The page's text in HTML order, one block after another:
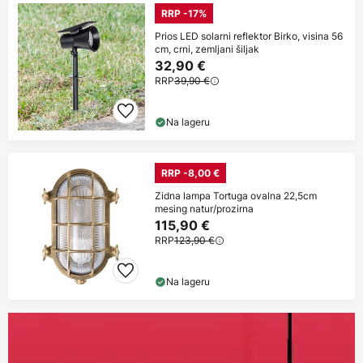
RRP -17%
Prios LED solarni reflektor Birko, visina 56
cm, crni, zemljani šiljak
32,90 €
RRP39,90 €
Na lageru
RRP -8,00 €
Zidna lampa Tortuga ovalna 22,5cm
mesing natur/prozirna
115,90 €
RRP123,90 €
Na lageru